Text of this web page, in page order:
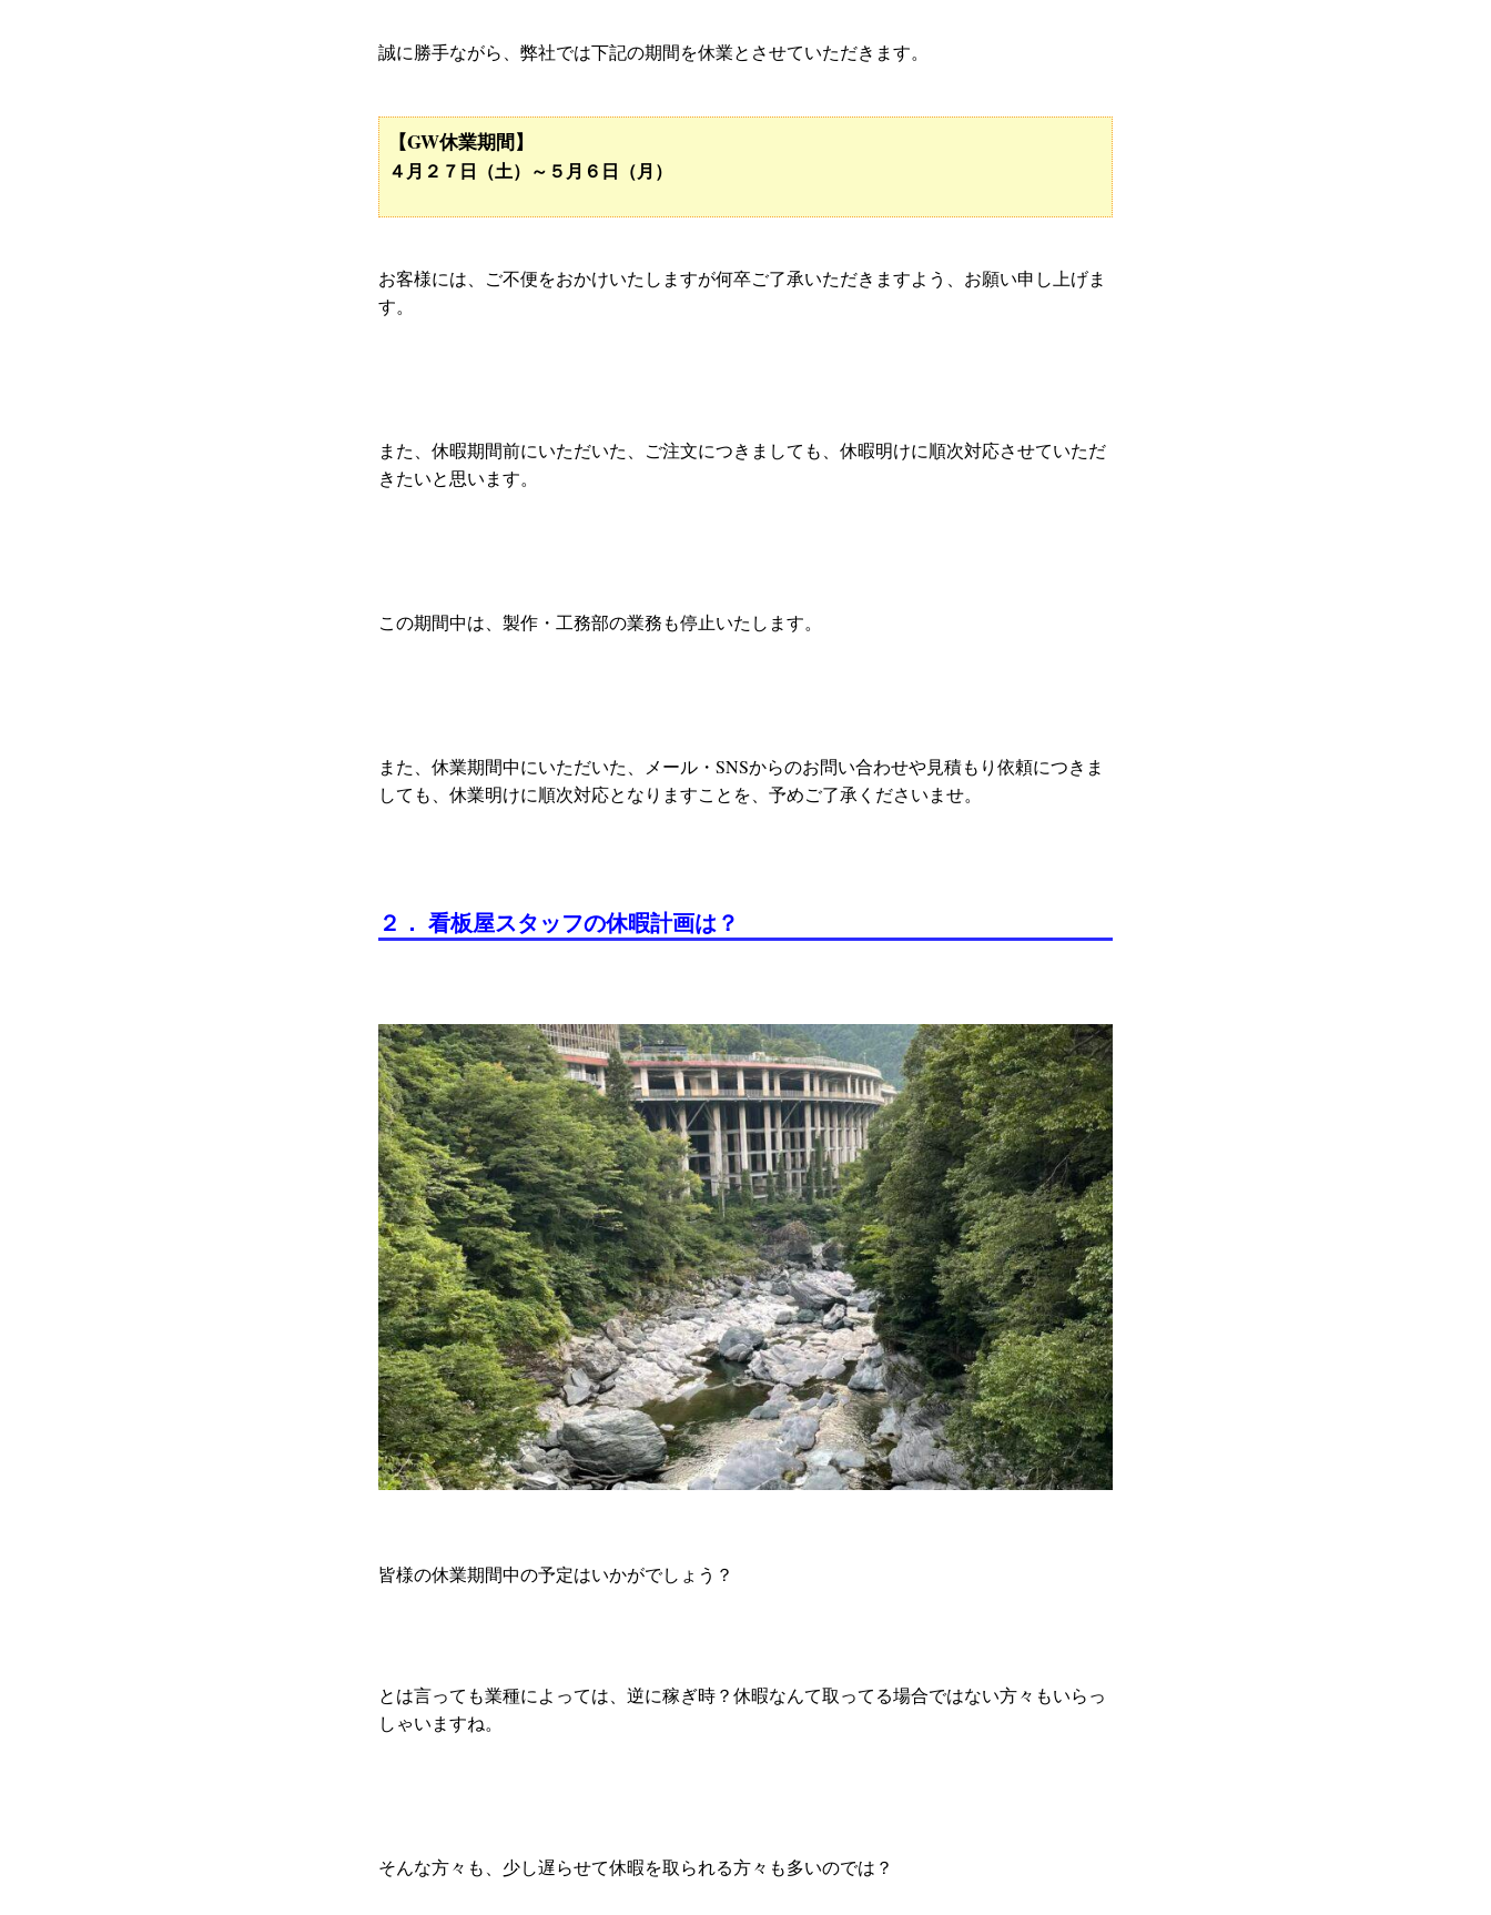
誠に勝手ながら、弊社では下記の期間を休業とさせていただきます。
【GW休業期間】
４月２７日（土）～５月６日（月）
お客様には、ご不便をおかけいたしますが何卒ご了承いただきますよう、お願い申し上げま
す。
また、休暇期間前にいただいた、ご注文につきましても、休暇明けに順次対応させていただ
きたいと思います。
この期間中は、製作・工務部の業務も停止いたします。
また、休業期間中にいただいた、メール・SNSからのお問い合わせや見積もり依頼につきま
しても、休業明けに順次対応となりますことを、予めご了承くださいませ。
２． 看板屋スタッフの休暇計画は？
皆様の休業期間中の予定はいかがでしょう？
とは言っても業種によっては、逆に稼ぎ時？休暇なんて取ってる場合ではない方々もいらっ
しゃいますね。
そんな方々も、少し遅らせて休暇を取られる方々も多いのでは？